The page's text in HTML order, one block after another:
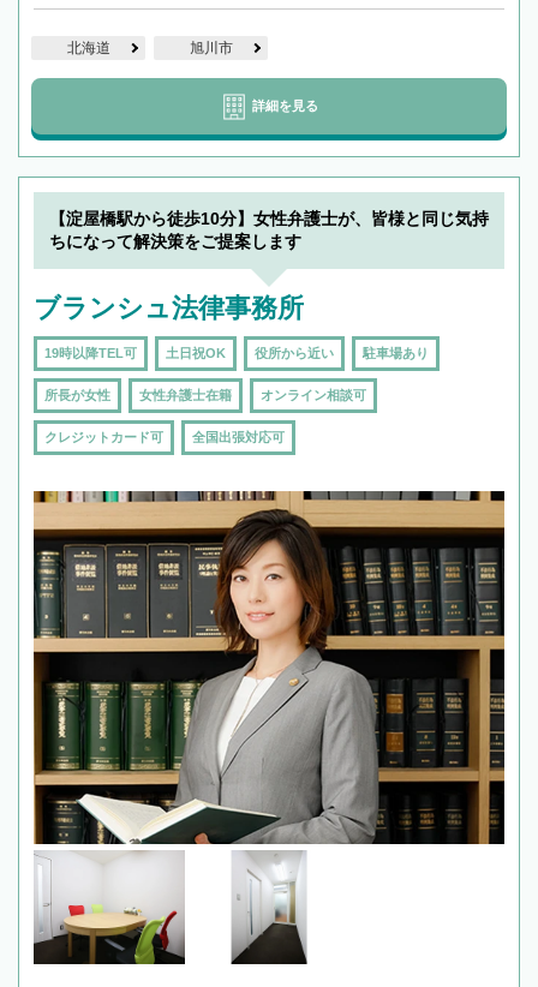
北海道 旭川市
詳細を見る
【淀屋橋駅から徒歩10分】女性弁護士が、皆様と同じ気持
ちになって解決策をご提案します
ブランシュ法律事務所
19時以降TEL可 土日祝OK 役所から近い 駐車場あり
所長が女性 女性弁護士在籍 オンライン相談可
クレジットカード可 全国出張対応可